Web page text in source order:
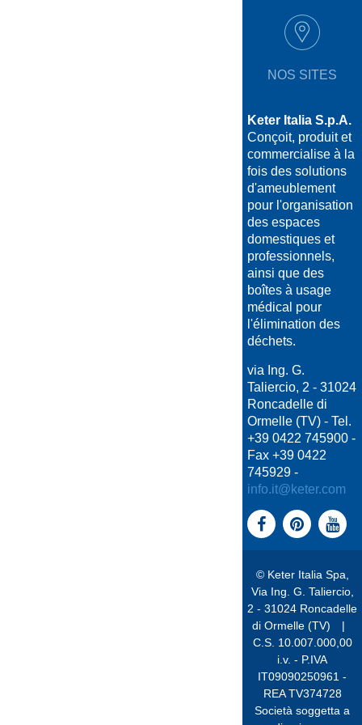
NOS SITES
Keter Italia S.p.A.
Conçoit, produit et
commercialise à la
fois des solutions
d'ameublement
pour l'organisation
des espaces
domestiques et
professionnels,
ainsi que des
boîtes à usage
médical pour
l'élimination des
déchets.
via Ing. G.
Taliercio, 2 - 31024
Roncadelle di
Ormelle (TV) - Tel.
+39 0422 745900 -
Fax +39 0422
745929 -
info.it@keter.com
© Keter Italia Spa,
Via Ing. G. Taliercio,
2 - 31024 Roncadelle
di Ormelle (TV)
|
C.S. 10.007.000,00
i.v. - P.IVA
IT09090250961 -
REA TV374728
Società soggetta a